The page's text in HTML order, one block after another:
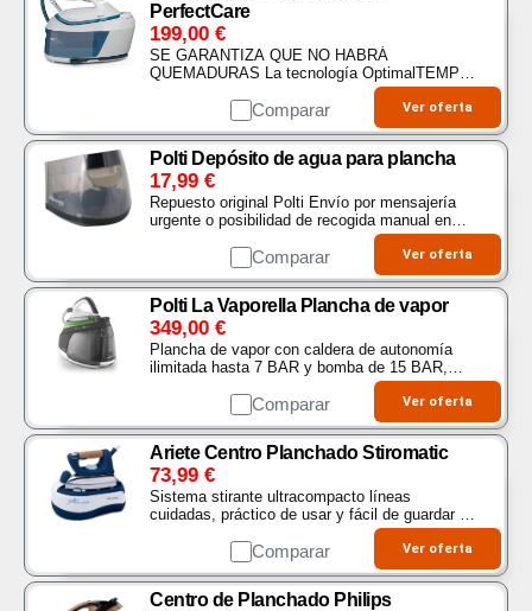
PerfectCare
199,00 €
SE GARANTIZA QUE NO HABRÁ
QUEMADURAS La tecnología OptimalTEMP
garantiza que la plancha generadora de vapor
nunca quemará ningún tejido planchable, ni
siquiera si se deja en reposo sobre…
Comparar Ver oferta
Polti Depósito de agua para plancha
17,99 €
Repuesto original Polti Envío por mensajería
urgente o posibilidad de recogida manual en
Palermo Depósito bidón contenedor recipiente
recipiente agua para plancha de vapor…
Comparar Ver oferta
Polti La Vaporella Plancha de vapor
349,00 €
Plancha de vapor con caldera de autonomía
ilimitada hasta 7 BAR y bomba de 15 BAR,
calentamiento rápido en 2 minutos, depósito de
1, 4 L y auto apagado después de 10 minutos,
Made in Italy…
Comparar Ver oferta
Ariete Centro Planchado Stiromatic
73,99 €
Sistema stirante ultracompacto líneas
cuidadas, práctico de usar y fácil de guardar en
cualquier lugar, incluso en espacios reducidos
Gracias a la placa de aluminio que se desliza…
Comparar Ver oferta
Centro de Planchado Philips